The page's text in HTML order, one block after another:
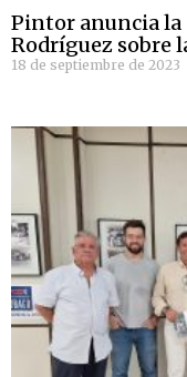
Pintor anuncia la
Rodríguez sobre
18 de septiembre de 2023